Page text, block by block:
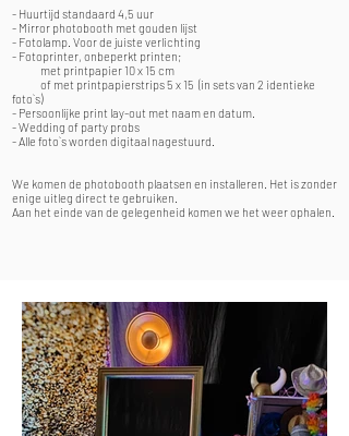
- Huurtijd standaard 4,5 uur
- Mirror photobooth met gouden lijst
- Fotolamp. Voor de juiste verlichting
- Fotoprinter, onbeperkt printen;
met printpapier 10 x 15 cm
of met printpapierstrips 5 x 15 (in sets van 2 identieke
foto`s)
- Persoonlijke print lay-out met naam en datum.
- Wedding of party probs
- Alle foto`s worden digitaal nagestuurd.
We komen de photobooth plaatsen en installeren. Het is zonder
enige uitleg direct te gebruiken.
Aan het einde van de gelegenheid komen we het weer ophalen.